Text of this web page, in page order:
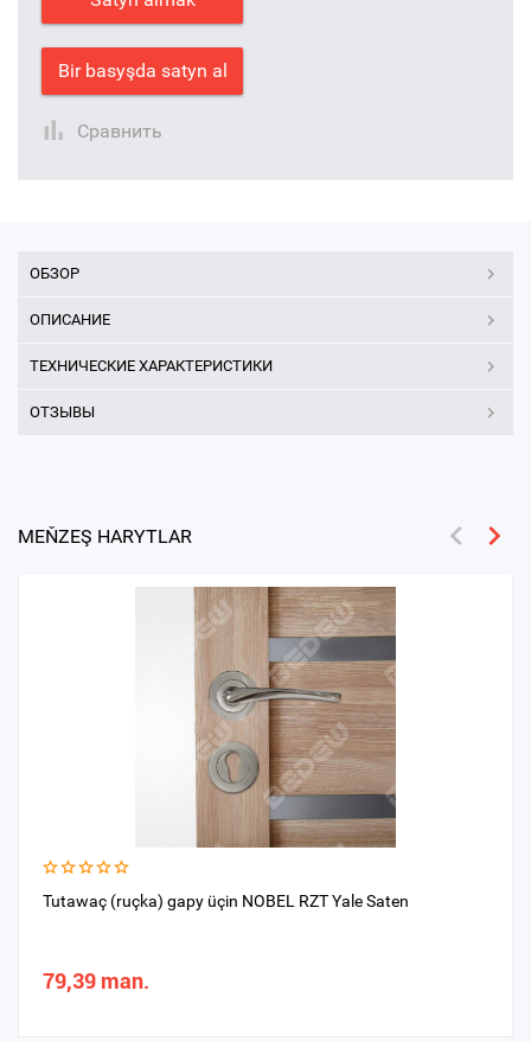
Bir basyşda satyn al
Сравнить
ОБЗОР
ОПИСАНИЕ
ТЕХНИЧЕСКИЕ ХАРАКТЕРИСТИКИ
ОТЗЫВЫ
MEŇZEŞ HARYTLAR
Tutawaç (ruçka) gapy üçin NOBEL RZT Yale Saten
79,39 man.